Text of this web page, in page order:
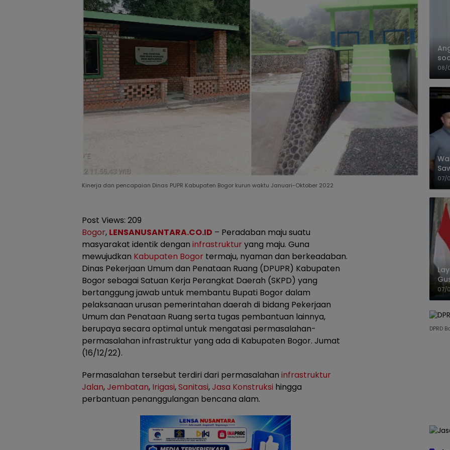
Kinerja dan pencapaian Dinas PUPR Kabupaten Bogor kurun waktu Januari-Oktober 2022
Post Views: 209
Bogor, LENSANUSANTARA.CO.ID – Peradaban maju suatu
masyarakat identik dengan infrastruktur yang maju. Guna
mewujudkan Kabupaten Bogor termaju, nyaman dan berkeadaban.
Dinas Pekerjaan Umum dan Penataan Ruang (DPUPR) Kabupaten
Bogor sebagai Satuan Kerja Perangkat Daerah (SKPD) yang
bertanggung jawab untuk membantu Bupati Bogor dalam
pelaksanaan urusan pemerintahan daerah di bidang Pekerjaan
Umum dan Penataan Ruang serta tugas pembantuan lainnya,
berupaya secara optimal untuk mengatasi permasalahan-
permasalahan infrastruktur yang ada di Kabupaten Bogor. Jumat
(16/12/22).
Permasalahan tersebut terdiri dari permasalahan infrastruktur
Jalan,Jembatan, Irigasi,Sanitasi,Jasa Konstruksi hingga
perbantuan penanggulangan bencana alam.
08/
07/
07/
DPRD